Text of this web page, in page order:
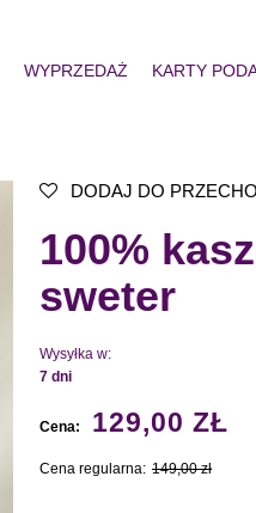
WYPRZEDAŻ KARTY
DODAJ DO
100%
sweter
Wysyłka w:
7 dni
Cena: 129,00 ZŁ
Cena regularna: 149,00 zł